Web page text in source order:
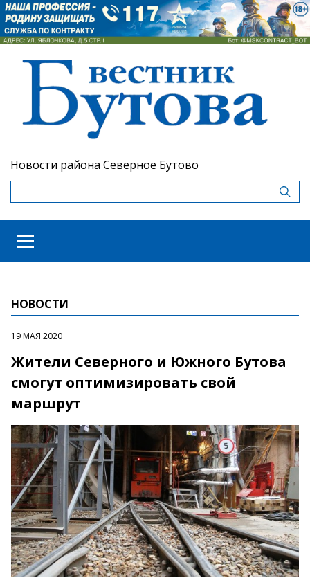
Новости района Северное Бутово
НОВОСТИ
19 МАЯ 2020
Жители Северного и Южного Бутова
смогут оптимизировать свой
маршрут